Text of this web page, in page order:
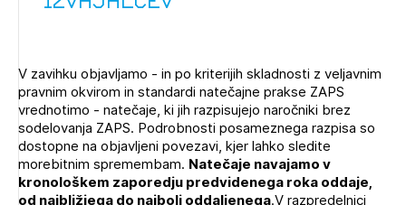
Članstvo
O ZAPS
PRIJAVITE SE
V zavihku objavljamo - in po kriterijih skladnosti z veljavnim
pravnim okvirom in standardi natečajne prakse ZAPS
vrednotimo - natečaje, ki jih razpisujejo naročniki brez
sodelovanja ZAPS. Podrobnosti posameznega razpisa so
dostopne na objavljeni povezavi, kjer lahko sledite
morebitnim spremembam. Natečaje navajamo v
kronološkem zaporedju predvidenega roka oddaje,
od najbližjega do najbolj oddaljenega.V razpredelnici
Novičnike vam bomo pošiljali na vaš elektronski naslov.
Mesečni novičnik
Novičnik izobraževanj